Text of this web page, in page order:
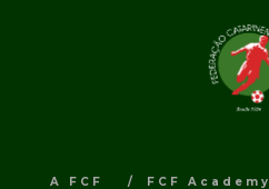
A FCF FCF Academy